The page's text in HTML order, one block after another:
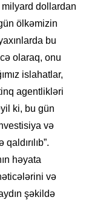
dollardan
ölkəmizin
bu
olaraq, onu
islahatlar,
agentlikləri
ki, bu gün
və
həyata
və
şəkildə